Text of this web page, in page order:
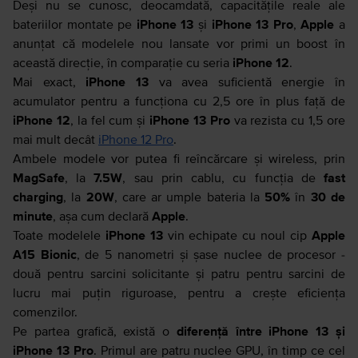
Deși nu se cunosc, deocamdată, capacitățile reale ale
bateriilor montate pe iPhone 13 și iPhone 13 Pro,Apple a
anunțat că modelele nou lansate vor primi un boost în
această direcție, în comparație cu seria iPhone 12.
Mai exact, iPhone 13va avea suficientă energie în
acumulator pentru a funcționa cu 2,5 ore în plus față de
iPhone 12, la fel cum și iPhone 13 Prova rezista cu 1,5 ore
mai mult decât iPhone 12 Pro.
Ambele modele vor putea fi reîncărcare și wireless, prin
MagSafe, la7.5W, sau prin cablu, cu funcția defast
charging, la 20W, care ar umple bateria la 50% în 30 de
minute, așa cum declară Apple.
Toate modelele iPhone 13vin echipate cu noul cipApple
A15 Bionic, de 5 nanometri și șase nuclee de procesor -
două pentru sarcini solicitante și patru pentru sarcini de
lucru mai puțin riguroase, pentru a crește eficiența
comenzilor.
Pe partea grafică, există o diferență între iPhone 13 și
iPhone 13 Pro. Primul are patru nuclee GPU, în timp ce cel